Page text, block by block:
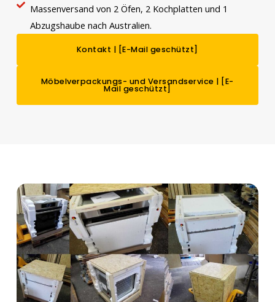
Massenversand von 2 Öfen, 2 Kochplatten und 1
Abzugshaube nach Australien.
Kontakt | [E-Mail geschützt]
Möbelverpackungs- und Versandservice | [E-
Mail geschützt]